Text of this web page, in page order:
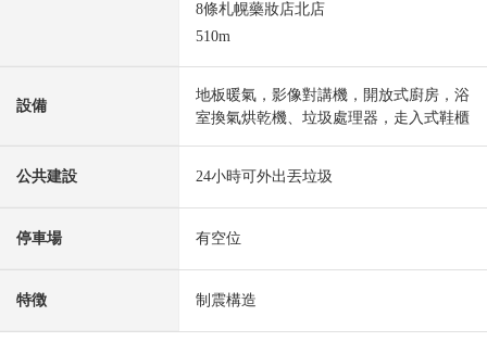
8條札幌藥妝店北店
510m
設備
地板暖氣，影像對講機，開放式廚房，浴
室換氣烘乾機、垃圾處理器，走入式鞋櫃
公共建設 24小時可外出丟垃圾
停車場 有空位
特徴 制震構造